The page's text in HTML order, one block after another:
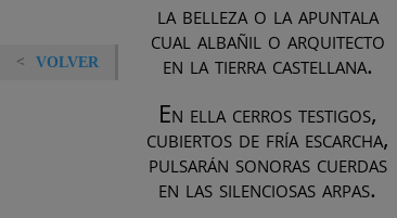
la belleza o la apuntala
cual albañil o arquitecto
en la tierra castellana.
En ella cerros testigos,
cubiertos de fría escarcha,
pulsarán sonoras cuerdas
en las silenciosas arpas.
VOLVER